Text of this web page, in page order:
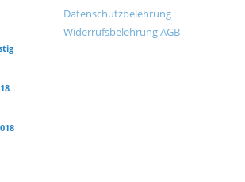
Datenschutzbelehrung
WiderrufsbelehrungAGB